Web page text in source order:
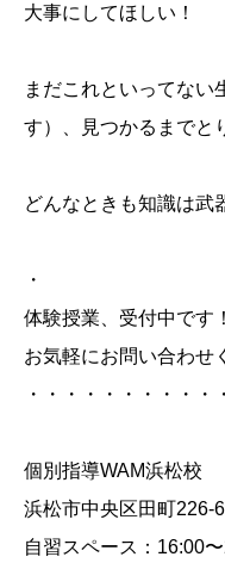
大事にしてほしい！
まだこれといってない
す）、見つかるまでと
どんなときも知識は武
・
体験授業、受付中です！
お気軽にお問い合わせ
・・・・・・・・・・
個別指導WAM浜松校
浜松市中央区田町226-
自習スペース：16:00〜